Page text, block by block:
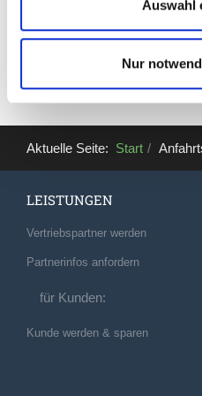
Auswahl
Nur
Aktuelle Seite: Start
LEISTUNGEN
Vertriebspartner werden
Partnerinfos anfordern
für Kunden:
Kunde werden & sparen